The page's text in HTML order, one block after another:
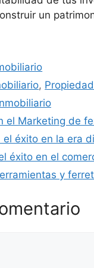
un
,
el Marketing de
éxito en la era
éxito en el
y